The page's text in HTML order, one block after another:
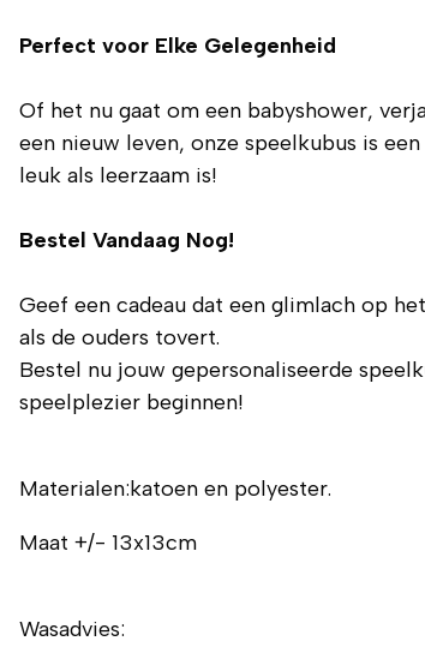
Perfect voor Elke Gelegenheid
Of het nu gaat om een babyshower,
een nieuw leven, onze speelkubus is
leuk als leerzaam is!
Bestel Vandaag Nog!
Geef een cadeau dat een glimlach op
als de ouders tovert.
Bestel nu jouw gepersonaliseerde
speelplezier beginnen!
Materialen:katoen en polyester.
Maat +/- 13x13cm
Wasadvies: